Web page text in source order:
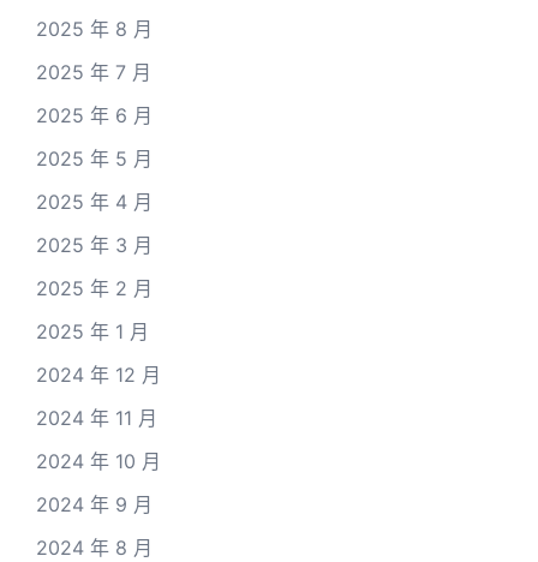
2025 年 8 月
2025 年 7 月
2025 年 6 月
2025 年 5 月
2025 年 4 月
2025 年 3 月
2025 年 2 月
2025 年 1 月
2024 年 12 月
2024 年 11 月
2024 年 10 月
2024 年 9 月
2024 年 8 月